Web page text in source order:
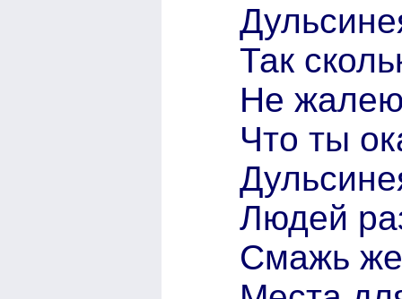
Так
Не
Что ты
Людей
Смажь